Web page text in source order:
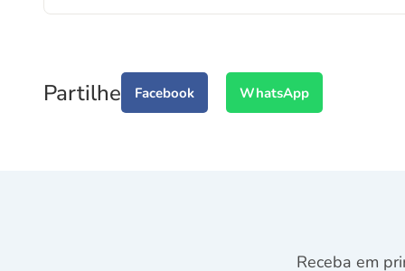
Partilhe Facebook WhatsApp
Receba em